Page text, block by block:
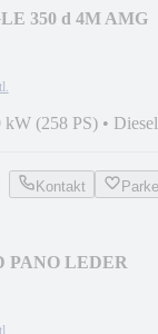
350 d 4M AMG
kW (258 PS) • Diesel
Kontakt
PANO LEDER